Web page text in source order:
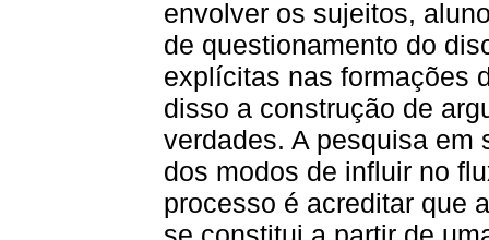
envolver os sujeitos,
de questionamento do
explícitas nas formações
disso a construção de
verdades. A pesquisa em
dos modos de influir no
processo é acreditar que